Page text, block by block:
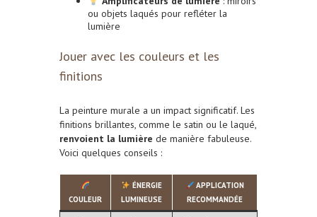
ou objets laqués pour refléter la
lumière
Jouer avec les couleurs et les
finitions
La peinture murale a un impact significatif. Les
finitions brillantes, comme le satin ou le laqué,
renvoient la lumière de manière fabuleuse.
Voici quelques conseils :
COULEUR
ÉNERGIE
LUMINEUSE
APPLICATION
RECOMMANDÉE